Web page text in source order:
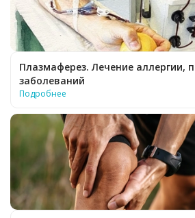
Плазмаферез. Лечение аллергии,
заболеваний
Подробнее